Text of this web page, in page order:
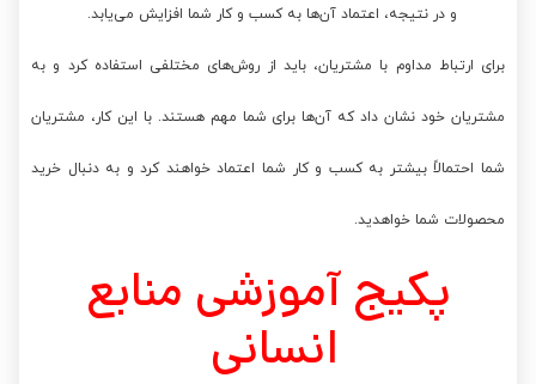
و در نتیجه، اعتماد آن‌ها به کسب و کار شما افزایش می‌یابد.
برای ارتباط مداوم با مشتریان، باید از روش‌های مختلفی استفاده کرد و به
مشتریان خود نشان داد که آن‌ها برای شما مهم هستند. با این کار، مشتریان
شما احتمالاً بیشتر به کسب و کار شما اعتماد خواهند کرد و به دنبال خرید
محصولات شما خواهدید.
پکیج آموزشی منابع
انسانی